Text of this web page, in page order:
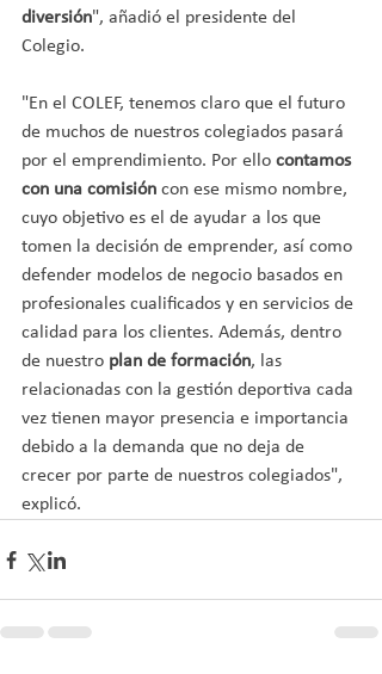
diversión", añadió el presidente del
Colegio.
"En el COLEF, tenemos claro que el futuro
de muchos de nuestros colegiados pasará
por el emprendimiento. Por ello contamos
con una comisión con ese mismo nombre,
cuyo objetivo es el de ayudar a los que
tomen la decisión de emprender, así como
defender modelos de negocio basados en
profesionales cualificados y en servicios de
calidad para los clientes. Además, dentro
de nuestro plan de formación, las
relacionadas con la gestión deportiva cada
vez tienen mayor presencia e importancia
debido a la demanda que no deja de
crecer por parte de nuestros colegiados",
explicó.